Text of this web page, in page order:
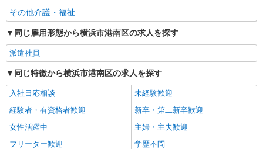
株式会社kotrio /●YK-S-2008261
*上大岡駅の就労支援施設＊未経験でも月給24
万円スタート！
給：200,000円〜220,000円 ・資格手当：10,000〜
30,000円 ・役職手当：10,000〜70,000円 ・処遇改
により変動） ・固定残業手当：20,000円（10時
間） ※固定残業時間を超過する場合には超過勤務
手当として別途支給 下記資格をお持ちの方歓迎 ・
認知症介護基礎研修 ・初任者研修 ・実務者研修
・介護福祉士 など
横浜市港南区大久保
キープ 詳細を見る
その他介護・福祉
同じ雇用形態から横浜市港南区の求人を探す
派遣社員
同じ特徴から横浜市港南区の求人を探す
入社日応相談
未経験歓迎
経験者・有資格者歓迎
新卒・第二新卒歓迎
女性活躍中
主婦・主夫歓迎
フリーター歓迎
学歴不問